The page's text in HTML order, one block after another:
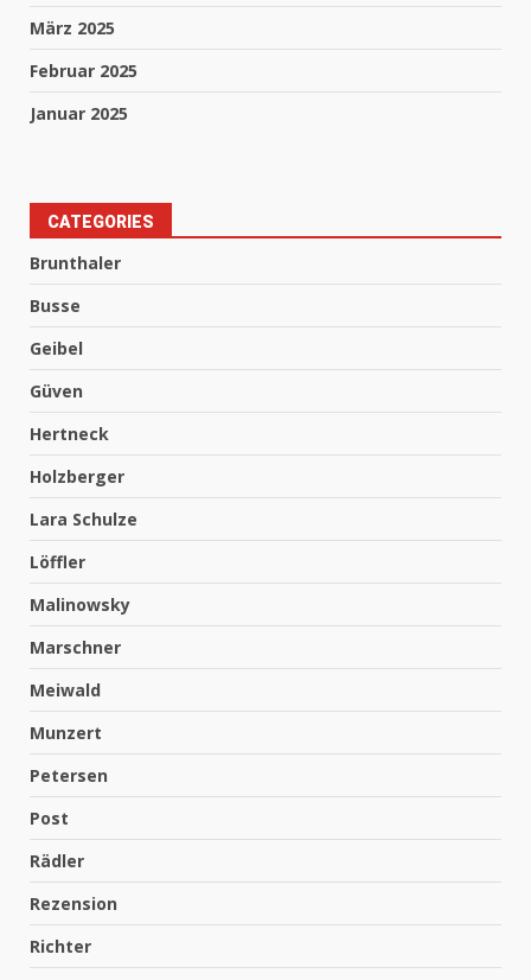
März 2025
Februar 2025
Januar 2025
CATEGORIES
Brunthaler
Busse
Geibel
Güven
Hertneck
Holzberger
Lara Schulze
Löffler
Malinowsky
Marschner
Meiwald
Munzert
Petersen
Post
Rädler
Rezension
Richter